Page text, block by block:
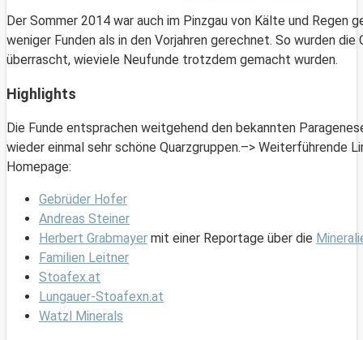
Der Sommer 2014 war auch im Pinzgau von Kälte und Regen
weniger Funden als in den Vorjahren gerechnet. So wurden die
überrascht, wieviele Neufunde trotzdem gemacht wurden.
Highlights
Die Funde entsprachen weitgehend den bekannten
wieder einmal sehr schöne Quarzgruppen.–> Weiterführende
Homepage:
Gebrüder Hofer
Andreas Steiner
Herbert Grabmayer mit einer Reportage über die
Familien Leitner
Stoafex.at
Lungauer-Stoafexn.at
Watzl Minerals